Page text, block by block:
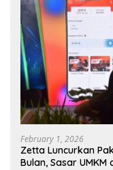
February 1, 2026
Zetta Luncurkan
Bulan, Sasar